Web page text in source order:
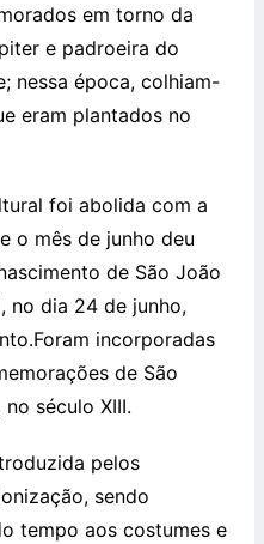
em torno da
e padroeira do
nessa época, colhiam-
eram plantados no
foi abolida com a
o mês de junho deu
de São João
no dia 24 de junho,
incorporadas
de São
século XIII.
pelos
sendo
tempo aos costumes e